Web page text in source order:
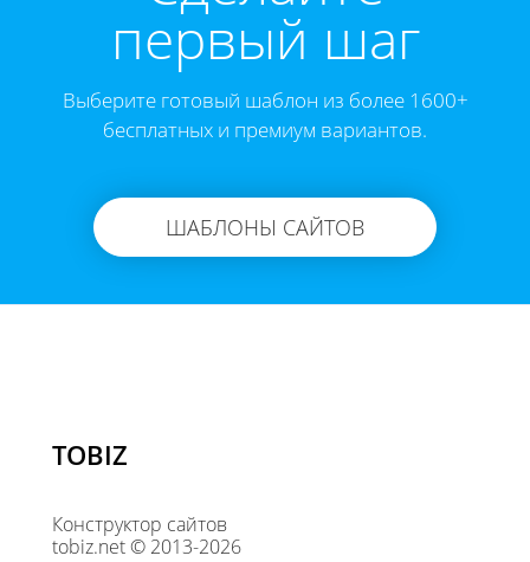
первый шаг
Выберите готовый шаблон из более 1600+
бесплатных и премиум вариантов.
ШАБЛОНЫ САЙТОВ
TOBIZ
Конструктор сайтов
tobiz.net © 2013-2026